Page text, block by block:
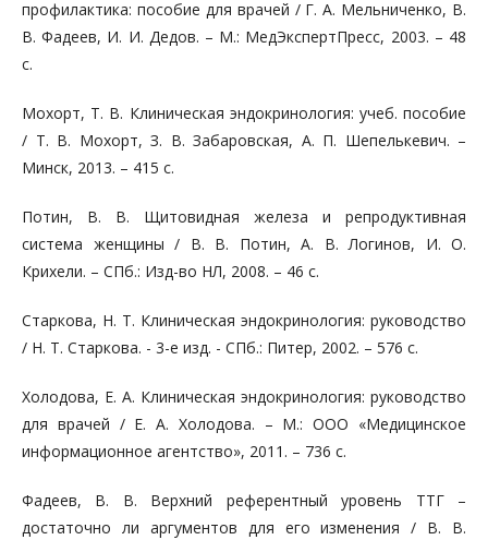
профилактика: пособие для врачей / Г. А. Мельниченко, В.
В. Фадеев, И. И. Дедов. – М.: МедЭкспертПресс, 2003. – 48
с.
Мохорт, Т. В. Клиническая эндокринология: учеб. пособие
/ Т. В. Мохорт, З. В. Забаровская, А. П. Шепелькевич. –
Минск, 2013. – 415 с.
Потин, В. В. Щитовидная железа и репродуктивная
система женщины / В. В. Потин, А. В. Логинов, И. О.
Крихели. – СПб.: Изд-во НЛ, 2008. – 46 с.
Старкова, Н. Т. Клиническая эндокринология: руководство
/ Н. Т. Старкова. - 3-е изд. - СПб.: Питер, 2002. – 576 с.
Холодова, Е. А. Клиническая эндокринология: руководство
для врачей / Е. А. Холодова. – М.: ООО «Медицинское
информационное агентство», 2011. – 736 с.
Фадеев, В. В. Верхний референтный уровень ТТГ –
достаточно ли аргументов для его изменения / В. В.